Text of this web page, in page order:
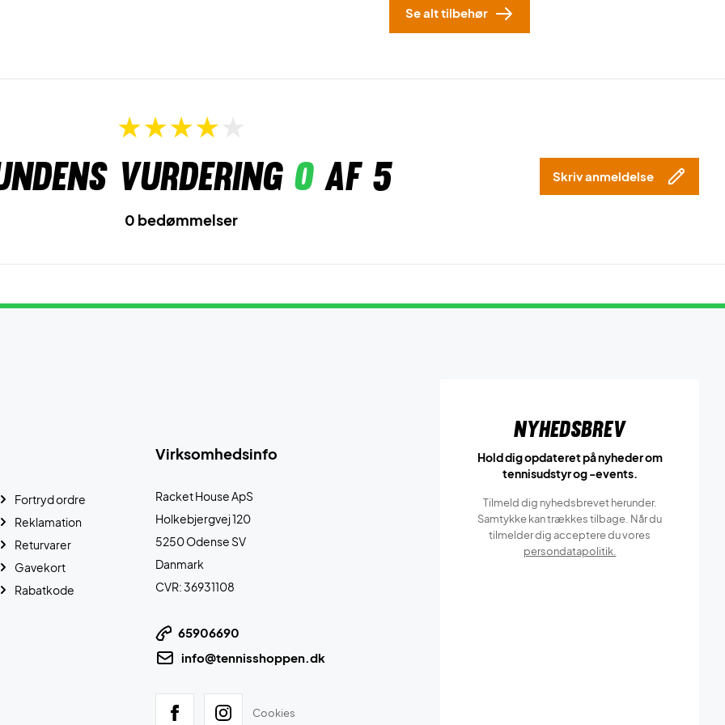
Se alt tilbehør
vurdering 0af 5 Skriv anmeldelse
0 bedømmelser
Virksomhedsinfo
Racket House ApS
Holkebjergvej 120
5250 Odense SV
Danmark
CVR: 36931108
65906690
info@tennisshoppen.dk
Cookies
Fortryd ordre
Reklamation
Returvarer
Gavekort
Rabatkode
Nyhedsbrev
Hold dig opdateret på nyheder om
tennisudstyr og -events.
Tilmeld dig nyhedsbrevet herunder.
Samtykke kan trækkes tilbage. Når du
tilmelder dig acceptere du vores
persondatapolitik.